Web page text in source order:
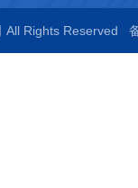
All Rights Reserved